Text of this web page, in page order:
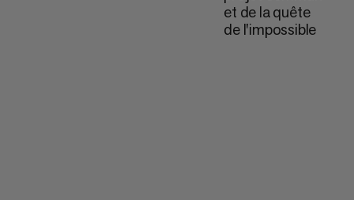
et de la quête
de l'impossible